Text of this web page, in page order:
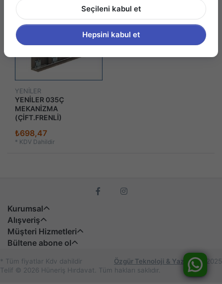
YENİLER
YENİLER 035Ç
MEKANİZMA
(ÇİFT.FRENLİ)
₺698,47
* KDV Dahildir
Kurumsal
Alışveriş
Müşteri Hizmetleri
Bültene abone ol
* Tüm fiyatlar Kdv dahildir Özgür Teknoloji & Yazılım© 2025
Telif © 2026 Hüneriş Hırdavat. Tüm hakları saklıdır.
Seçileni kabul et
Hepsini kabul et